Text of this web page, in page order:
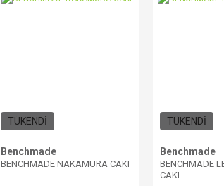
TÜKENDİ
Benchmade
BENCHMADE NAKAMURA CAKI
TÜKENDİ
Benchmade
BENCHMADE
CAKI